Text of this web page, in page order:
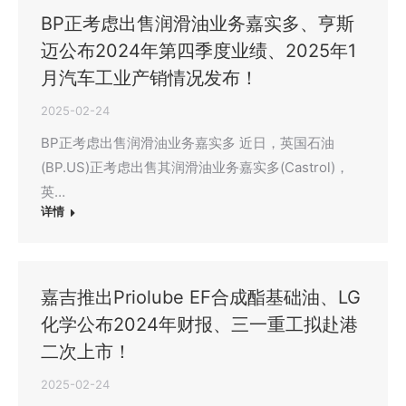
BP正考虑出售润滑油业务嘉实多、亨斯
迈公布2024年第四季度业绩、2025年1
月汽车工业产销情况发布！
2025-02-24
BP正考虑出售润滑油业务嘉实多 近日，英国石油
(BP.US)正考虑出售其润滑油业务嘉实多(Castrol)，
英…
详情
嘉吉推出Priolube EF合成酯基础油、LG
化学公布2024年财报、三一重工拟赴港
二次上市！
2025-02-24